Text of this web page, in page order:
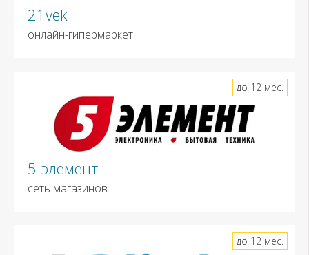
21vek
онлайн-гипермаркет
5 элемент
сеть магазинов
до 12 мес.
до 12 мес.